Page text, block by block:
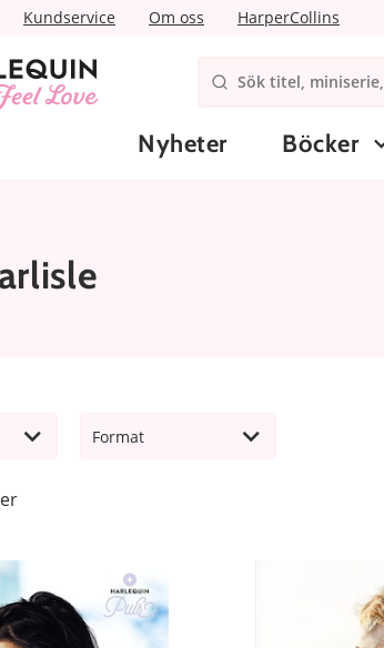
Kundservice Om oss HarperCollins
Nyheter Böcker
Format